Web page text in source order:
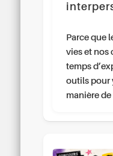
Parce que
vies et nos
temps
outils pour
manière